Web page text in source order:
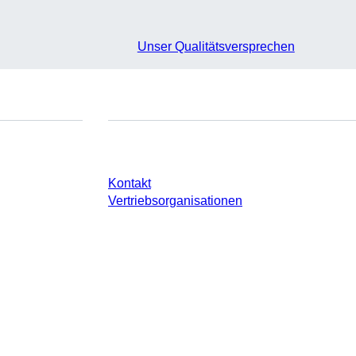
Unser Qualitätsversprechen
Kontakt
Vertriebsorganisationen